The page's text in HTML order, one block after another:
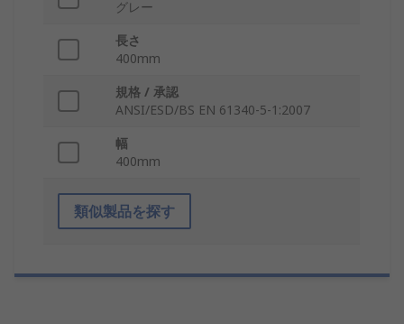
グレー
長さ
400mm
規格 / 承認
ANSI/ESD/BS EN 61340-5-1:2007
幅
400mm
類似製品を探す